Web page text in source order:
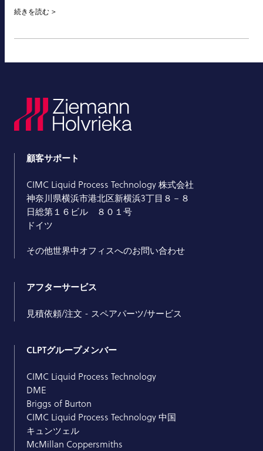
続きを読む
顧客サポート
CIMC Liquid Process Technology 株式会社
神奈川県横浜市港北区新横浜3丁目８－８
日総第１６ビル ８０１号
ドイツ
その他世界中オフィスへのお問い合わせ
アフターサービス
見積依頼/注文 - スペアパーツ/サービス
CLPTグループメンバー
CIMC Liquid Process Technology
DME
Briggs of Burton
CIMC Liquid Process Technology 中国
キュンツェル
McMillan Coppersmiths